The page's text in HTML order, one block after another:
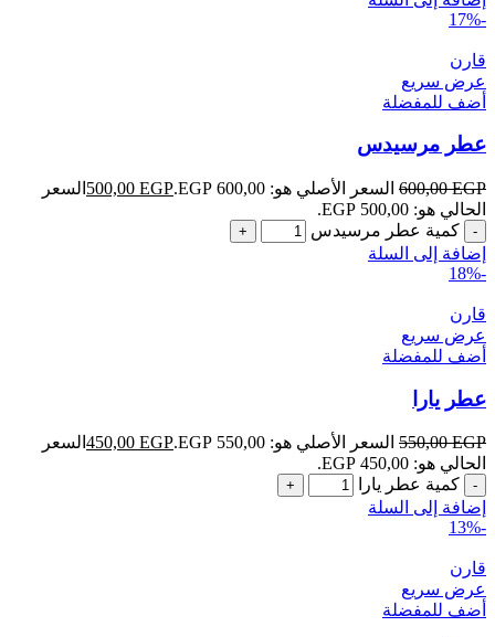
-17%
قارن
عرض سريع
أضف للمفضلة
عطر مرسيدس
600,00EGP السعر الأصلي هو: 600,00 EGP. 500,00 EGP
السعر
الحالي هو: 500,00 EGP.
كمية عطر مرسيدس
إضافة إلى السلة
-18%
قارن
عرض سريع
أضف للمفضلة
عطر يارا
550,00EGP السعر الأصلي هو: 550,00 EGP. 450,00 EGP
السعر
الحالي هو: 450,00 EGP.
كمية عطر يارا
إضافة إلى السلة
-13%
قارن
عرض سريع
أضف للمفضلة